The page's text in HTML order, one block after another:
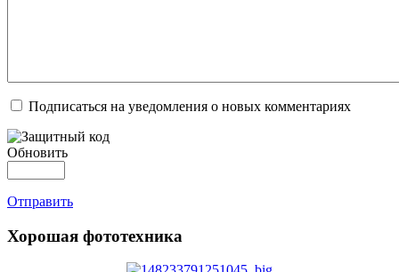
Подписаться на уведомления о новых комментариях
Обновить
Отправить
Хорошая фототехника